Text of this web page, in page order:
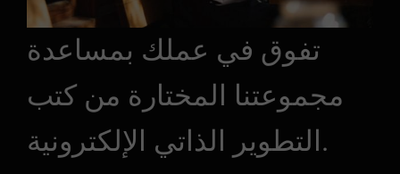
تفوق في عملك بمساعدة
مجموعتنا المختارة من كتب
التطوير الذاتي الإلكترونية.